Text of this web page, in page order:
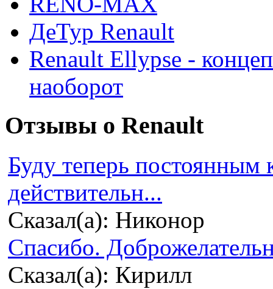
ДеТур Renault
Renault Ellypse -
наоборот
Отзывы о Renault
Буду теперь
действительн...
Сказал(а): Никонор
Спасибо.
Сказал(а): Кирилл